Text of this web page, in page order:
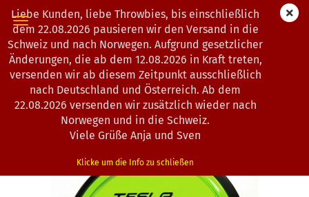
Liebe Kunden, liebe Throwbies, bis einschließlich
dem 22.08.2026 pausieren wir den Versand in die
Schweiz und nach Norwegen. Aufgrund gesetzlicher
Änderungen, die ab dem 12.08.2026 in Kraft treten,
versenden wir ab diesem Zeitpunkt ausschließlich
nach Deutschland und Österreich. Ab dem
22.08.2026 versenden wir zusätzlich wieder nach
Norwegen und in die Schweiz.
Viele Grüße Anja und Sven
Klicke um die Info zu schließen
« Erster « zurück weiter »
Letzter »
Artikel in dieser Kategorie
MVP Disc Sports | Tesla | Proton | Classic | OOP
0100563 )